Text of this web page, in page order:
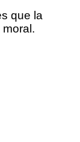
que la